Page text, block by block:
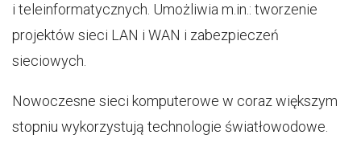
i teleinformatycznych. Umożliwia m.in.: tworzenie
projektów sieci LAN i WAN i zabezpieczeń
sieciowych.
Nowoczesne sieci komputerowe w coraz większym
stopniu wykorzystują technologie światłowodowe.